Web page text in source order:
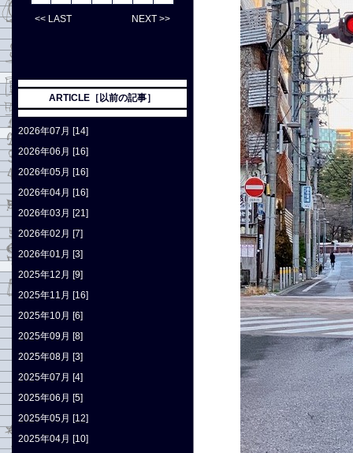
<< LAST NEXT >>
ARTICLE［以前の記事］
2026年07月 [14]
2026年06月 [16]
2026年05月 [16]
2026年04月 [16]
2026年03月 [21]
2026年02月 [7]
2026年01月 [3]
2025年12月 [9]
2025年11月 [16]
2025年10月 [6]
2025年09月 [8]
2025年08月 [3]
2025年07月 [4]
2025年06月 [5]
2025年05月 [12]
2025年04月 [10]